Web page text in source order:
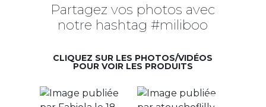
Partagez vos photos avec
notre hashtag #miliboo
CLIQUEZ SUR LES PHOTOS/VIDÉOS
POUR VOIR LES PRODUITS